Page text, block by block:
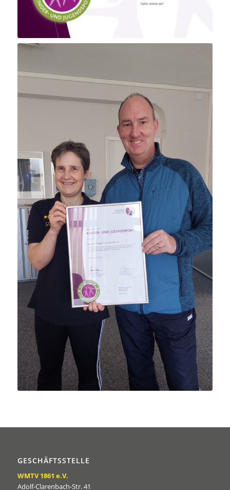
GESCHÄFTSSTELLE
WMTV 1861 e.V.
Adolf-Clarenbach-Str. 41